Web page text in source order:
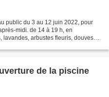
public du 3 au 12 juin 2022, pour
midi. de 14 à 19 h, en
lavandes, arbustes fleuris, douves
de la piscine